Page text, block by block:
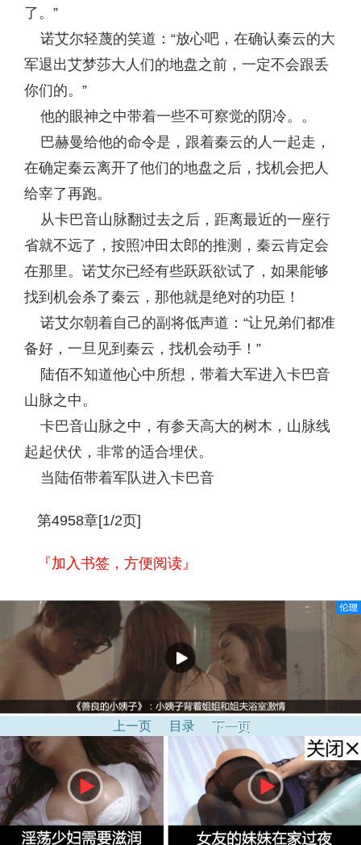
了。”
诺艾尔轻蔑的笑道：“放心吧，在确认秦云的大
军退出艾梦莎大人们的地盘之前，一定不会跟丢
你们的。”
他的眼神之中带着一些不可察觉的阴冷。。
巴赫曼给他的命令是，跟着秦云的人一起走，
在确定秦云离开了他们的地盘之后，找机会把人
给宰了再跑。
从卡巴音山脉翻过去之后，距离最近的一座行
省就不远了，按照冲田太郎的推测，秦云肯定会
在那里。诺艾尔已经有些跃跃欲试了，如果能够
找到机会杀了秦云，那他就是绝对的功臣！
诺艾尔朝着自己的副将低声道：“让兄弟们都准
备好，一旦见到秦云，找机会动手！”
陆佰不知道他心中所想，带着大军进入卡巴音
山脉之中。
卡巴音山脉之中，有参天高大的树木，山脉线
起起伏伏，非常的适合埋伏。
当陆佰带着军队进入卡巴音
第4958章[1/2页]
『加入书签，方便阅读』
上一页 目录 下一页